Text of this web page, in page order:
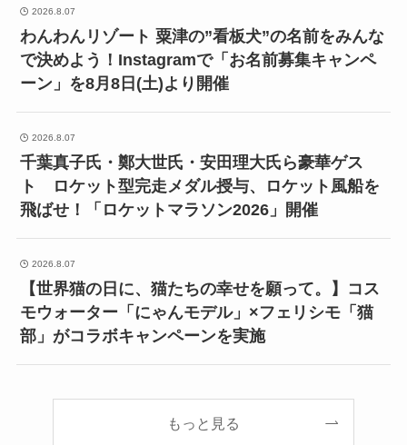
2026.8.07
わんわんリゾート 粟津の”看板犬”の名前をみんな
で決めよう！Instagramで「お名前募集キャンペ
ーン」を8月8日(土)より開催
2026.8.07
千葉真子氏・鄭大世氏・安田理大氏ら豪華ゲス
ト ロケット型完走メダル授与、ロケット風船を
飛ばせ！「ロケットマラソン2026」開催
2026.8.07
【世界猫の日に、猫たちの幸せを願って。】コス
モウォーター「にゃんモデル」×フェリシモ「猫
部」がコラボキャンペーンを実施
もっと見る